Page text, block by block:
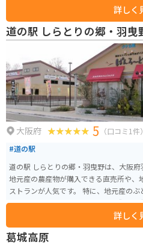
詳しく
道の駅 しらとりの郷・羽曳
大阪府 5 （口コミ1件）
#道の駅
道の駅 しらとりの郷・羽曳野は、大阪
地元産の農産物が購入できる直売所や、
ストランが人気です。 特に、地元産のぶどうやイチゴ、梨を使ったスイーツ
はおすすめです。バイクで訪れる際は、
す。周辺には、世界遺産登録の古市古墳
スポットも点在しているので、ツーリング
しらとりの郷・羽曳野で、地元の美味し
詳しく
葛城高原